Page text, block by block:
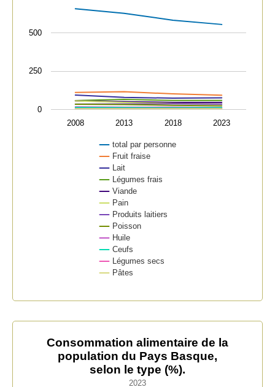
The chart has 1 Y axis displaying values. Data ranges
total par personne
Fruit fraise
Lait
Légumes frais
Viande
Pain
Produits laitiers
Poisson
Huile
Ceufs
Légumes secs
Pâtes
2008 2013 2018 2023
0
250
500
Consommation alimentaire de la population du Pays
Bar chart with 12 bars.
Consommation alimentaire de la
population du Pays Basque,
selon le type (%).
2023